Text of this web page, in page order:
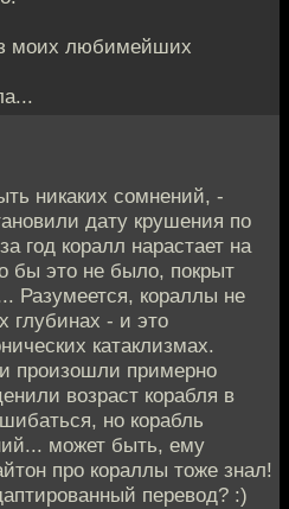
моих любимейших
никаких сомнений, -
дату крушения по
год коралл нарастает на
бы это не было, покрыт
Разумеется, кораллы не
глубинах - и это
катаклизмах.
произошли примерно
возраст корабля в
но корабль
может быть, ему
про кораллы тоже знал!
перевод? :)